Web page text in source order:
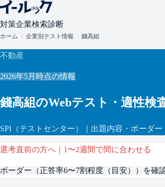
対策企業検索診断
ホーム 企業別テスト情報 錢高組
不動産
2026年5月 時点の情報
錢高組 のWebテスト・適性検
SPI （テストセンター） ｜出題内容・ボーダ
選考直前の方へ｜1〜2週間で間に合わせる
ボーダー（正答率6〜7割程度（目安） ）を確